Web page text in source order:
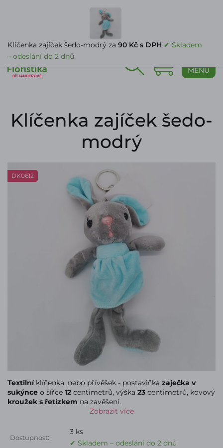
MENU
Klíčenka zajíček šedo-
modrý
DK0612
Textilníklíčenka, nebo přívěšek - postavička zaječka v
sukýnce o šířce 12 centimetrů, výška 23 centimetrů, kovový
kroužek s řetízkem na zavěšení.
Zobrazit více
Dostupnost:
3 ks
✔ Skladem – odeslání do 2 dnů
Klíčenka zajíček šedo-modrý za 90 Kč s DPH ✔ Skladem
– odeslání do 2 dnů